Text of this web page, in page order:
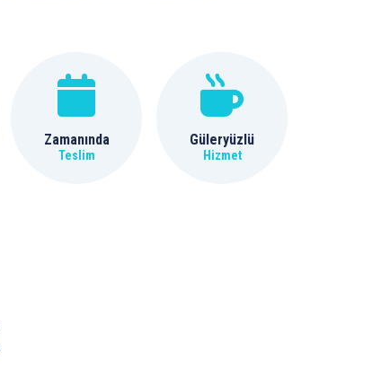
Zamanında
Teslim
Güleryüzlü
Hizmet